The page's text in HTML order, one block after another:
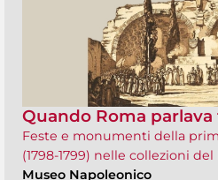
Quando Roma parlava
Feste e monumenti della
(1798-1799) nelle collezioni
Museo Napoleonico